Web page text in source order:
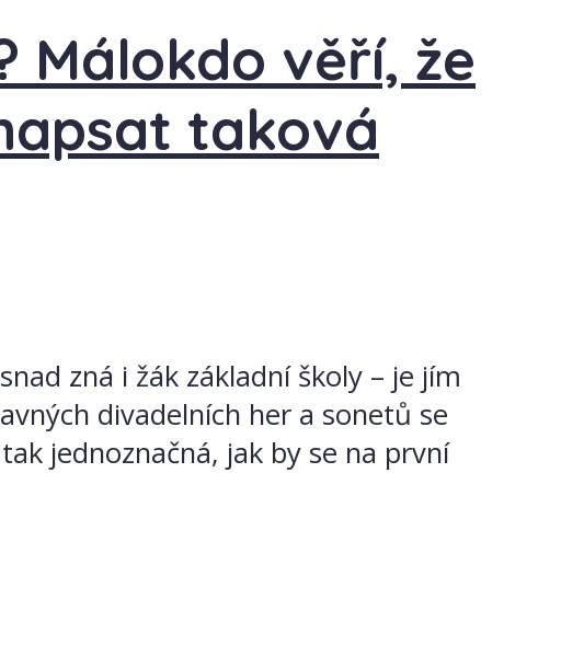
Málokdo věří, že
taková
zná i žák základní školy – je jím
divadelních her a sonetů se
jednoznačná, jak by se na první